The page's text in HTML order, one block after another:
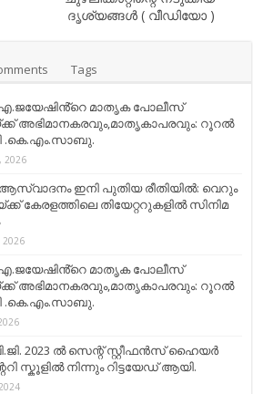
ദൃശ്യങ്ങള്‍ ( വീഡിയോ )
Tags
മാതൃക പോലീസ്
അഭിമാനകരവും,മാതൃകാപരവും: റൂറൽ
.കെ.എം.സാബു.
2026
ആസ്വാദനം ഇനി പുതിയ രീതിയിൽ: വെറും
കേരളത്തിലെ തിയേറ്ററുകളിൽ സിനിമ
2026
മാതൃക പോലീസ്
അഭിമാനകരവും,മാതൃകാപരവും: റൂറൽ
.കെ.എം.സാബു.
2023 ൽ സെന്റ് സ്റ്റീഫൻസ് ഹൈയർ
സ്കൂളിൽ നിന്നും റിട്ടയേഡ് ആയി.